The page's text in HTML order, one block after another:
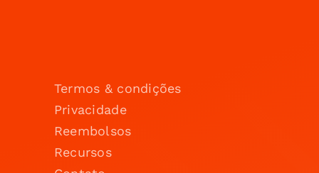
Termos & condições
Privacidade
Reembolsos
Recursos